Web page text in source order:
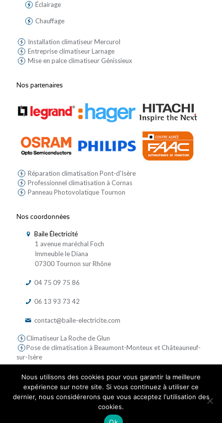
Éclairage
Chauffage
Installation climatiseur Mercurol
Entreprise climatiseur Larnage
Mise en palce climatiseur Génissieux
Nos partenaires
Réparation climatisation Pont-d'Isère
Professionnel climatisation à Cornas
Panneau Photovolatïque Tournon
Nos coordonnées
Baile Électricité
1 avenue maréchal Foch
Immeuble le Diana
07300 Tournon sur Rhône
04 75 09 75 86
06 13 93 73 42
contact@baile-electricite.com
Climatiseur La Roche de Glun
Pose de climatisation à Beaumont-Monteux et Châteauneuf-
sur-Isère
© 2019 Baile Electricite - Tous droits réservés | Réalisé par
Nous utilisons des cookies pour vous garantir la meilleure
expérience sur notre site. Si vous continuez à utiliser ce
dernier, nous considérerons que vous acceptez l'utilisation des
cookies.